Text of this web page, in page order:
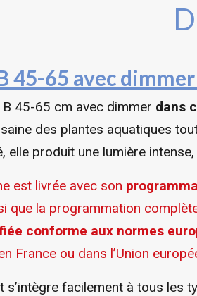
45-65 avec
45-65 cm avec dimmer dans
des plantes aquatiques
elle produit une lumière
est livrée avec son
que la programmation
conforme aux normes
France ou dans l’Union
s’intègre facilement à tous les